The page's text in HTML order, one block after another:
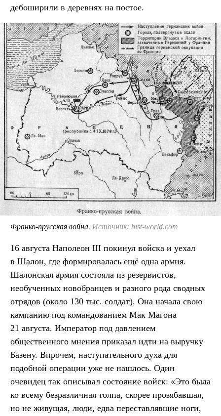
дебоширили в деревнях на постое.
Франко-прусская война. Источник: hist-world.com
16 августа Наполеон III покинул войска и уехал
в Шалон, где формировалась ещё одна армия.
Шалонская армия состояла из резервистов,
необученных новобранцев и разного рода сводных
отрядов (около 130 тыс. солдат). Она начала свою
кампанию под командованием Мак Магона
21 августа. Император под давлением
общественного мнения приказал идти на выручку
Базену. Впрочем, наступательного духа для
подобной операции уже не нашлось. Один
очевидец так описывал состояние войск: «Это была
ко всему безразличная толпа, скорее прозябавшая,
но не живущая, люди, едва переставлявшие ноги,